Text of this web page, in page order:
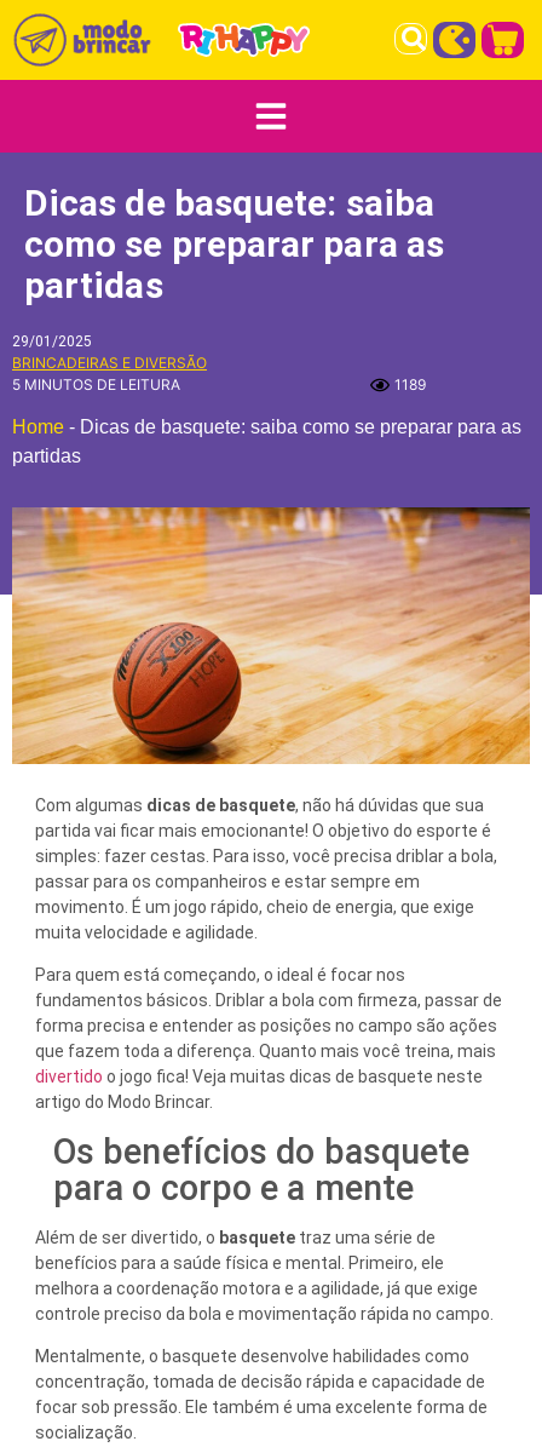
Dicas de basquete: saiba
como se preparar para as
partidas
29/01/2025
BRINCADEIRAS E DIVERSÃO
5 MINUTOS DE LEITURA
1189
Home - Dicas de basquete: saiba como se preparar para as
partidas
Com algumas dicas de basquete, não há dúvidas que sua
partida vai ficar mais emocionante! O objetivo do esporte é
simples: fazer cestas. Para isso, você precisa driblar a bola,
passar para os companheiros e estar sempre em
movimento. É um jogo rápido, cheio de energia, que exige
muita velocidade e agilidade.
Para quem está começando, o ideal é focar nos
fundamentos básicos. Driblar a bola com firmeza, passar de
forma precisa e entender as posições no campo são ações
que fazem toda a diferença. Quanto mais você treina, mais
divertido o jogo fica! Veja muitas dicas de basquete neste
artigo do Modo Brincar.
Os benefícios do basquete
para o corpo e a mente
Além de ser divertido, o basquete traz uma série de
benefícios para a saúde física e mental. Primeiro, ele
melhora a coordenação motora e a agilidade, já que exige
controle preciso da bola e movimentação rápida no campo.
Mentalmente, o basquete desenvolve habilidades como
concentração, tomada de decisão rápida e capacidade de
focar sob pressão. Ele também é uma excelente forma de
socialização.